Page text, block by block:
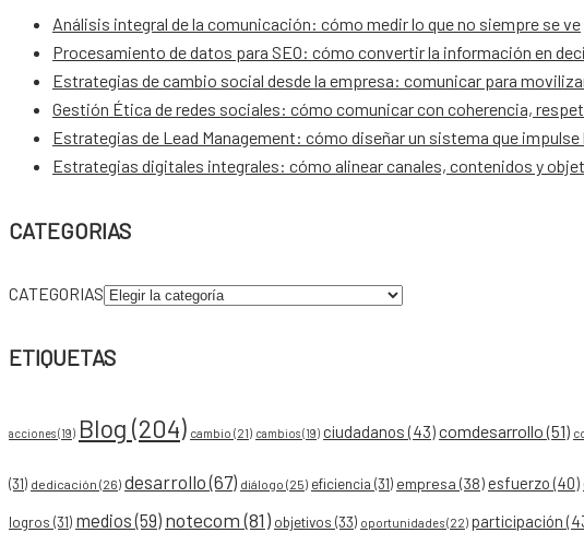
Análisis integral de la comunicación: cómo medir lo que no siempre se ve
Procesamiento de datos para SEO: cómo convertir la información en
Estrategias de cambio social desde la empresa: comunicar para
Gestión Ética de redes sociales: cómo comunicar con coherencia,
Estrategias de Lead Management: cómo diseñar un sistema que impulse
Estrategias digitales integrales: cómo alinear canales, contenidos y
CATEGORIAS
CATEGORIAS
ETIQUETAS
acciones(19) Blog (204) cambio (21) cambios(19) ciudadanos (43)comdesarrollo(51)
(31) dedicación (26) desarrollo(67) diálogo (25) eficiencia (31) empresa (38) esfuerzo (40)
logros (31) medios(59) notecom(81) objetivos (33) oportunidades(22) participación